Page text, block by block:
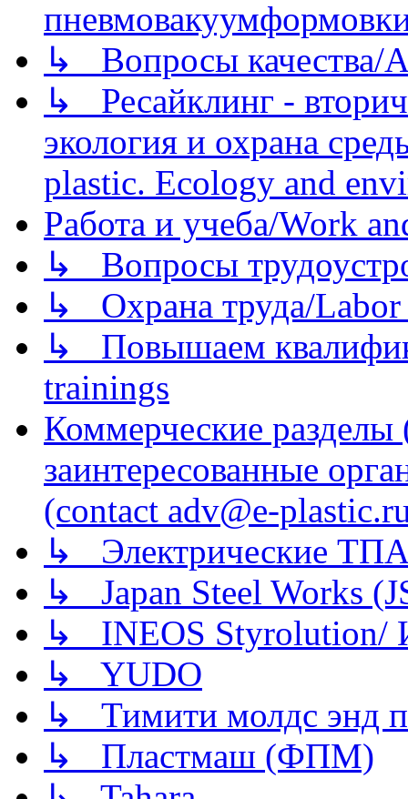
↳ Вопросы качества/
↳ Ресайклинг -
экология и охрана
plastic. Ecology and
Работа и учеба/Work
↳ Вопросы
↳ Охрана труда/Labor
↳ Повышаем
trainings
Коммерческие
заинтересованные
(contact adv@e-
↳ Электрические
↳ Japan Steel Works
↳ INEOS
↳ YUDO
↳ Тимити молдс энд
↳ Пластмаш (ФПМ)